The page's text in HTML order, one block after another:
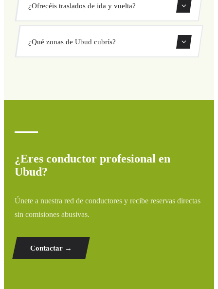
cerrado antes de salir. Sin cargos ocultos ni sorpresas.
Consulta tu precio al instante en el formulario.
¿Ofrecéis traslados de ida y vuelta?
directamente desde nuestro sistema de reservas.
¿Qué zonas de Ubud cubrís?
¿Eres conductor profesional en
Ubud?
Únete a nuestra red de conductores y recibe reservas directas
sin comisiones abusivas.
Contactar →